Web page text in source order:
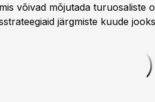
võivad mõjutada turuosaliste
järgmiste kuude